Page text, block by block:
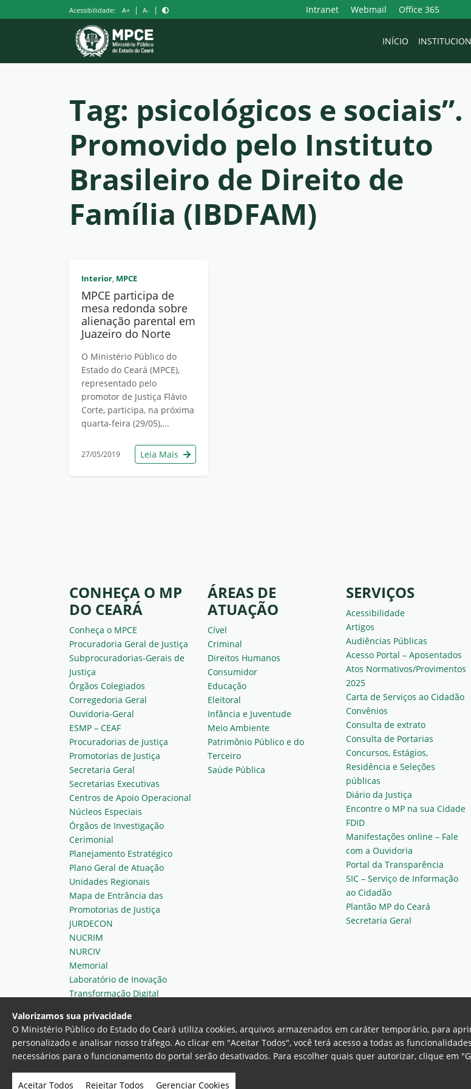
para
Acessibilidade: A+ | A- | Intranet Webmail Office 365
INÍCIO
Tag: psicológicos e sociais”.
Promovido pelo Instituto
Brasileiro de Direito de
Família (IBDFAM)
Interior, MPCE
MPCE participa de
mesa redonda sobre
alienação parental em
Juazeiro do Norte
O Ministério Público do
Estado do Ceará (MPCE),
representado pelo
promotor de Justiça Flávio
Corte, participa, na próxima
quarta-feira (29/05),...
27/05/2019 Leia Mais
CONHEÇA O MP
DO CEARÁ
Conheça o MPCE
Procuradoria Geral de Justiça
Subprocuradorias-Gerais de
Justiça
Órgãos Colegiados
Corregedoria Geral
Ouvidoria-Geral
ESMP – CEAF
Procuradorias de Justiça
Promotorias de Justiça
Secretaria Geral
Secretarias Executivas
Centros de Apoio Operacional
Núcleos Especiais
Órgãos de Investigação
Cerimonial
Planejamento Estratégico
Plano Geral de Atuação
Unidades Regionais
Mapa de Entrância das
Promotorias de Justiça
JURDECON
NUCRIM
NURCIV
Memorial
Laboratório de Inovação
Transformação Digital
ÁREAS DE
ATUAÇÃO
Cível
Criminal
Direitos Humanos
Consumidor
Educação
Eleitoral
Infância e Juventude
Meio Ambiente
Patrimônio Público e do
Terceiro
Saúde Pública
SERVIÇOS
Acessibilidade
Artigos
Audiências Públicas
Acesso Portal – Aposentados
Atos Normativos/Provimentos
2025
Carta de Serviços ao Cidadão
Convênios
Consulta de extrato
Consulta de Portarias
Concursos, Estágios,
Residência e Seleções
públicas
Diário da Justiça
Encontre o MP na sua Cidade
FDID
Manifestações online – Fale
com a Ouvidoria
Portal da Transparência
SIC – Serviço de Informação
ao Cidadão
Plantão MP do Ceará
Secretaria Geral
Ministério Público do Estado do Ceará Procuradoria Geral de Justiça
Av. Gen. Afonso Albuquerque Lima, 130 - Cambeba - CEP: 60.822-325
Valorizamos sua privacidade
O Ministério Público do Estado do Ceará utiliza cookies, arquivos armazenados em caráter temporário, para
personalizado e analisar nosso tráfego. Ao clicar em "Aceitar Todos", você terá acesso a todas as
necessários para o funcionamento do portal serão desativados. Para escolher quais quer autorizar, clique em
Aceitar Todos Rejeitar Todos Gerenciar Cookies